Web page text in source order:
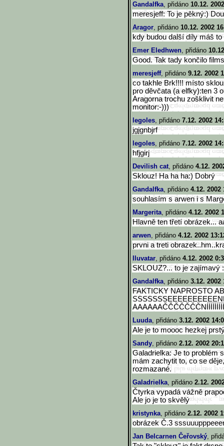
Gandalfka, přidáno 10.12.
meresjeff: To je pěkný:)
Aragor, přidáno 10.12. 2002
kdy budou další díly máš
Emer Eledhwen, přidáno
Good. Tak tady končilo
meresjeff, přidáno 9.12. 2002
co takhle Brk!!!! místo
pro děvčata (a elfky):ten 3
Aragorna trochu zošklivit
monitor:-)))
legoles, přidáno 7.12. 2002
jgjgnbjrf
legoles, přidáno 7.12. 2002
hfjgirj
Devilish cat, přidáno 4.12.
Sklouz! Ha ha ha:) Dobrý
Gandalfka, přidáno 4.12. 2002
souhlasím s arwen i s
Margerita, přidáno 4.12. 2002
Hlavně ten třetí obrázek...
arwen, přidáno 4.12. 2002
prvni a treti
Iluvatar, přidáno 4.12. 2002
SKLOUZ?... to je zajímavý
Gandalfka, přidáno 3.12. 2002
FAKTICKY NAPROSTO
Luuda, přidáno 3.12. 2002
Ale je to moooc hezkej
Sandy, přidáno 2.12. 2002
Galadrielka: Je to problém
mám zachytit to, co se
rozmazané.
Galadrielka, přidáno 2.12.
Čtyrka vypadá vážně
Ale jo je to skvělý
kristynka, přidáno 2.12. 2002
obrázek Č.3
Jan Belcarnen Čeřovský,